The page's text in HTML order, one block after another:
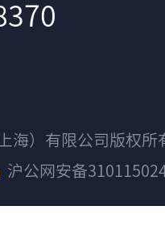
海）有限公司版权
沪公网安备